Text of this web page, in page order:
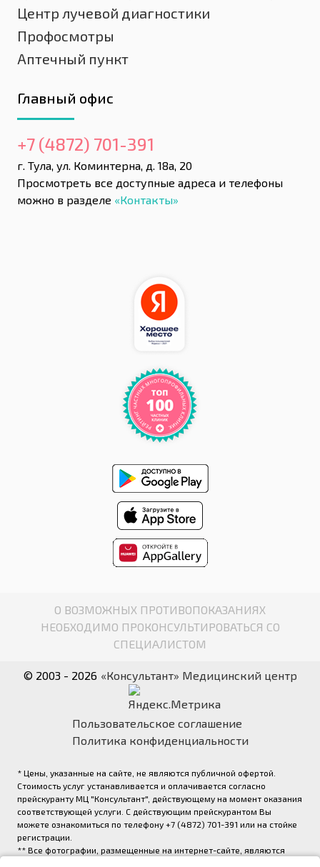
Центр лучевой диагностики
Профосмотры
Аптечный пункт
Главный офис
+7 (4872) 701-391
г. Тула, ул. Коминтерна, д. 18а, 20
Просмотреть все доступные адреса и телефоны
можно в разделе «Контакты»
О ВОЗМОЖНЫХ ПРОТИВОПОКАЗАНИЯХ
НЕОБХОДИМО ПРОКОНСУЛЬТИРОВАТЬСЯ СО
СПЕЦИАЛИСТОМ
© 2003 - 2026 «Консультант» Медицинский центр
Пользовательское соглашение
Политика конфиденциальности
* Цены, указанные на сайте, не являются публичной офертой.
Стоимость услуг устанавливается и оплачивается согласно
прейскуранту МЦ "Консультант", действующему на момент оказания
соответствующей услуги. С действующим прейскурантом Вы
можете ознакомиться по телефону +7 (4872) 701-391 или на стойке
регистрации.
** Все фотографии, размещенные на интернет-сайте, являются